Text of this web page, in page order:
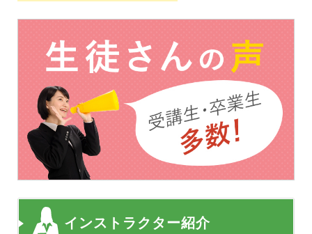
インストラクター紹介